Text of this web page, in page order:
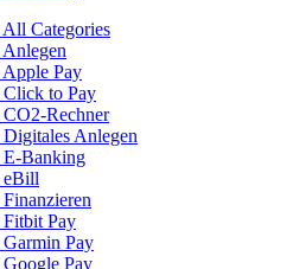
All Categories
Anlegen
Apple Pay
Click to Pay
CO2-Rechner
Digitales Anlegen
E-Banking
eBill
Finanzieren
Fitbit Pay
Garmin Pay
Google Pay